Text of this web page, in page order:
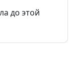
до этой